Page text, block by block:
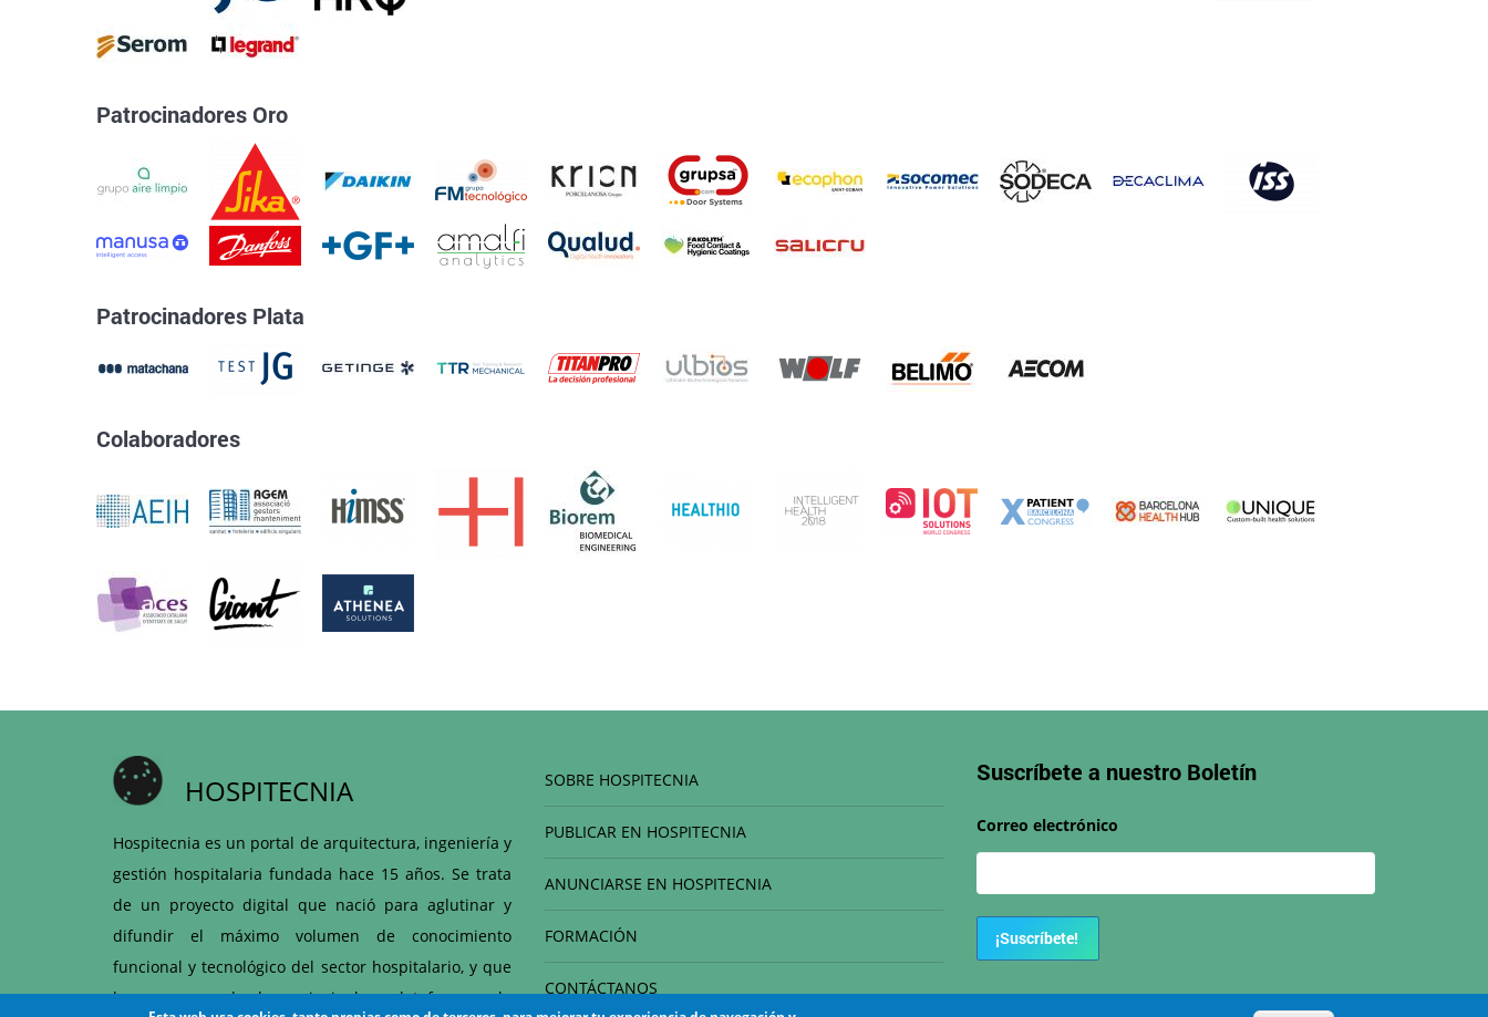
Patrocinadores Oro
Patrocinadores Plata
Colaboradores
HOSPITECNIA
Hospitecnia es un portal de arquitectura, ingeniería y
gestión hospitalaria fundada hace 15 años. Se trata
de un proyecto digital que nació para aglutinar y
difundir el máximo volumen de conocimiento
funcional y tecnológico del sector hospitalario, y que
hoy es una de las principales plataformas de
SOBRE HOSPITECNIA
PUBLICAR EN HOSPITECNIA
ANUNCIARSE EN HOSPITECNIA
FORMACIÓN
CONTÁCTANOS
Suscríbete a nuestro Boletín
Correo electrónico
¡Suscríbete!